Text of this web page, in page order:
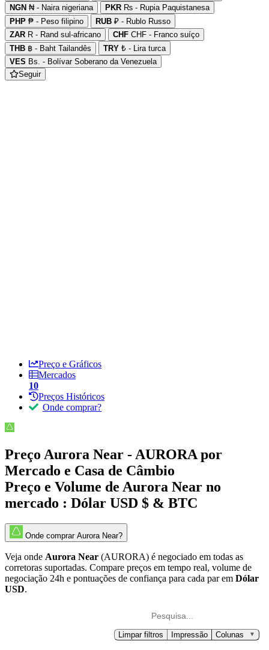
NGN ₦ - Naira nigeriana PKR ₨ - Rupia Paquistanesa
PHP ₱ - Peso filipino RUB ₽ - Rublo Russo
ZAR R - Rand sul-africano CHF CHF - Franco suíço
THB ฿ - Baht Tailandês TRY ₺ - Lira turca
VES Bs. - Bolívar Soberano da Venezuela
Seguir
Preço e Gráficos
Mercados
10
Preços Históricos
Onde comprar?
Preço Aurora Near - AURORA por
Mercado e Casa de Câmbio
Preço e Volume de Aurora Near no
mercado : Dólar USD $ & BTC
Onde comprar Aurora Near?
Veja onde Aurora Near (AURORA) é negociado em todas as
corretoras suportadas. Compare preços em tempo real, volume de
negociação 24h e pontuações de confiança para cada par em Dólar
USD.
Limpar filtros Impressão Colunas ▼